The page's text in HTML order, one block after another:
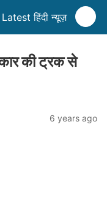
हिंदी न्यूज़
की ट्रक से
6 years ago